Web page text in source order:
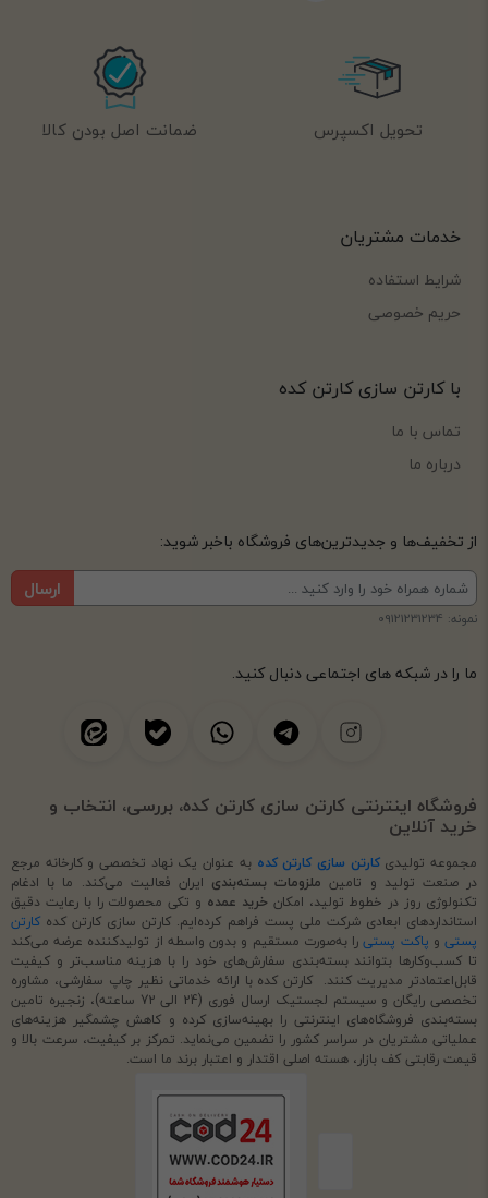
تحویل اکسپرس ضمانت اصل بودن کالا
خدمات مشتریان
شرایط استفاده
حریم خصوصی
با کارتن سازی کارتن کده
تماس با ما
درباره ما
از تخفیف‌ها و جدیدترین‌های فروشگاه باخبر شوید:
ارسال
نمونه: 09121231234
ما را در شبکه های اجتماعی دنبال کنید.
فروشگاه اینترنتی کارتن سازی کارتن کده، بررسی، انتخاب و
خرید آنلاین
مجموعه تولیدیکارتن سازی کارتن کده به عنوان یک نهاد تخصصی و کارخانه مرجع
در صنعت تولید و تامین ملزومات بسته‌بندی ایران فعالیت می‌کند. ما با ادغام
تکنولوژی روز در خطوط تولید، امکانخرید عمده و تکی محصولات را با رعایت دقیق
استانداردهای ابعادی شرکت ملی پست فراهم کرده‌ایم. کارتن سازی کارتن کده کارتن
پستیو پاکت پستیرا به‌صورت مستقیم و بدون واسطه از تولیدکننده عرضه می‌کند
تا کسب‌وکارها بتوانند بسته‌بندی سفارش‌های خود را با هزینه مناسب‌تر و کیفیت
قابل‌اعتمادتر مدیریت کنند. کارتن کده با ارائه خدماتی نظیر چاپ سفارشی، مشاوره
تخصصی رایگان و سیستم لجستیک ارسال فوری (24 الی 72 ساعته)، زنجیره تامین
بسته‌بندی فروشگاه‌های اینترنتی را بهینه‌سازی کرده و کاهش چشمگیر هزینه‌های
عملیاتی مشتریان در سراسر کشور را تضمین می‌نماید. تمرکز بر کیفیت، سرعت بالا و
قیمت رقابتی کف بازار، هسته اصلی اقتدار و اعتبار برند ما است.